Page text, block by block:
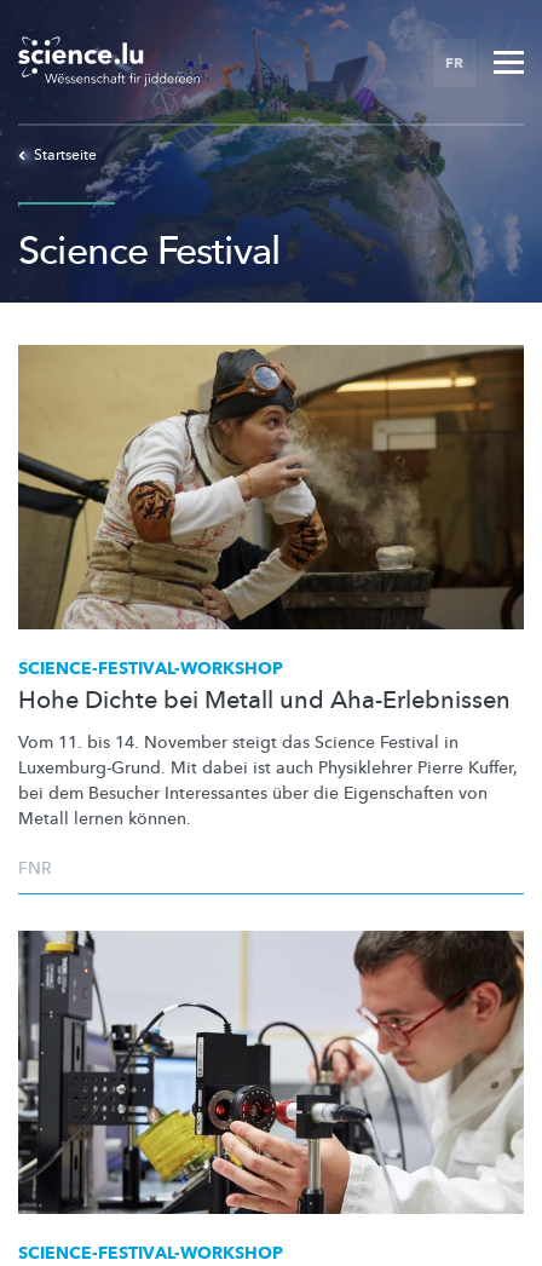
main
content
FR
Startseite
Science Festival
SCIENCE-FESTIVAL-WORKSHOP
Hohe Dichte bei Metall und Aha-Erlebnissen
Vom 11. bis 14. November steigt das Science Festival in
Luxemburg-Grund. Mit dabei ist auch Physiklehrer Pierre Kuffer,
bei dem Besucher Interessantes über die Eigenschaften von
Metall lernen können.
FNR
SCIENCE-FESTIVAL-WORKSHOP